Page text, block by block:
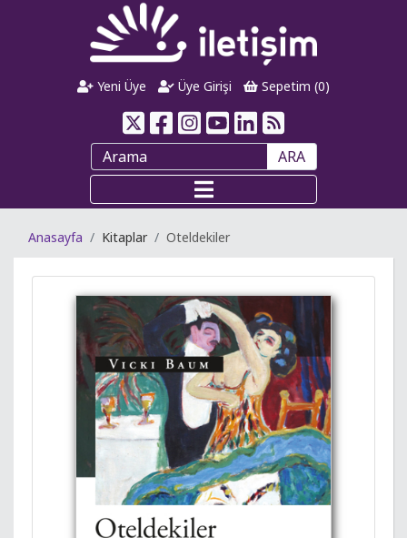
Yeni Üye Üye Girişi Sepetim (0)
ARA
Anasayfa Kitaplar Oteldekiler